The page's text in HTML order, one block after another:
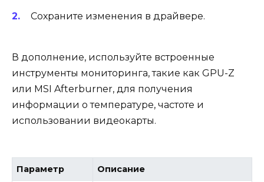
Сохраните изменения в драйвере.
В дополнение, используйте встроенные
инструменты мониторинга, такие как GPU-Z
или MSI Afterburner, для получения
информации о температуре, частоте и
использовании видеокарты.
Параметр Описание